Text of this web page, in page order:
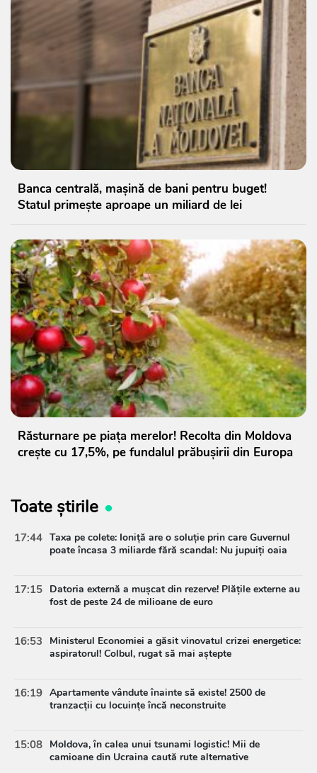
Banca centrală, mașină de bani pentru buget!
Statul primește aproape un miliard de lei
Răsturnare pe piața merelor! Recolta din Moldova
crește cu 17,5%, pe fundalul prăbușirii din Europa
Toate știrile
17:44 Taxa pe colete: Ioniță are o soluție prin care Guvernul
poate încasa 3 miliarde fără scandal: Nu jupuiți oaia
17:15 Datoria externă a mușcat din rezerve! Plățile externe au
fost de peste 24 de milioane de euro
16:53
Ministerul Economiei a găsit vinovatul crizei energetice:
aspiratorul! Colbul, rugat să mai aștepte
16:19 Apartamente vândute înainte să existe! 2500 de
tranzacții cu locuințe încă neconstruite
15:08 Moldova, în calea unui tsunami logistic! Mii de
camioane din Ucraina caută rute alternative